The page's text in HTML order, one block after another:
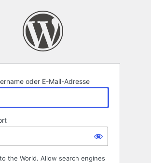
oder E-Mail-Adresse
the World. Allow search engines